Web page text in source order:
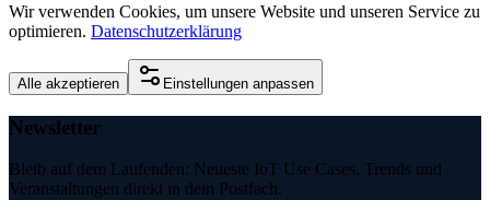
Wir verwenden Cookies, um unsere Website und unseren Service zu
optimieren. Datenschutzerklärung
Alle akzeptieren Einstellungen anpassen
Newsletter
Bleib auf dem Laufenden: Neueste IoT Use Cases, Trends und
Veranstaltungen direkt in dein Postfach.